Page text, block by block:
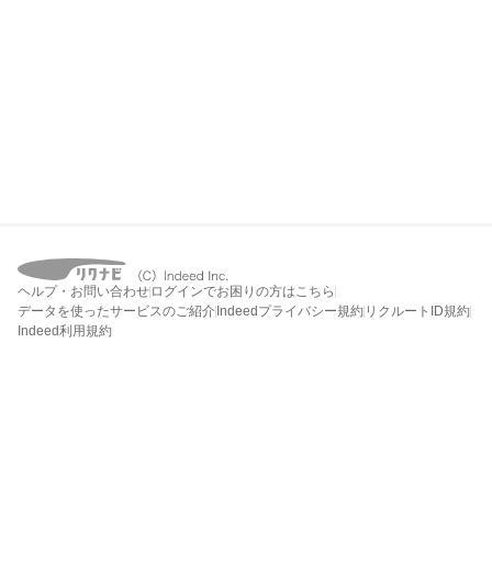
ヘルプ・お問い合わせ ログインでお困りの方はこちら
データを使ったサービスのご紹介 Indeedプライバシー規約 リクルートID規約
Indeed利用規約